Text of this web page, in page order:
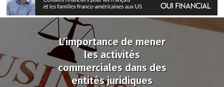
L’importance de mener
les activités
commerciales dans des
entités juridiques